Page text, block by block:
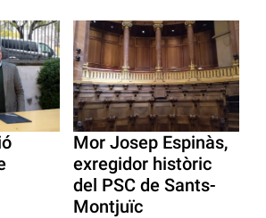
Mor Josep Espinàs,
exregidor històric
del PSC de Sants-
Montjuïc